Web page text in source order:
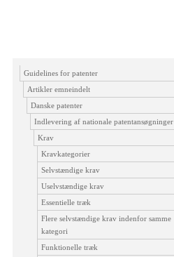
Guidelines for patenter
Artikler emneindelt
Danske patenter
Indlevering af nationale patentansøgninger
Krav
Kravkategorier
Selvstændige krav
Uselvstændige krav
Essentielle træk
Flere selvstændige krav indenfor samme
kategori
Funktionelle træk